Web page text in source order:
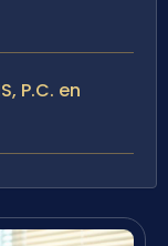
P.C. en